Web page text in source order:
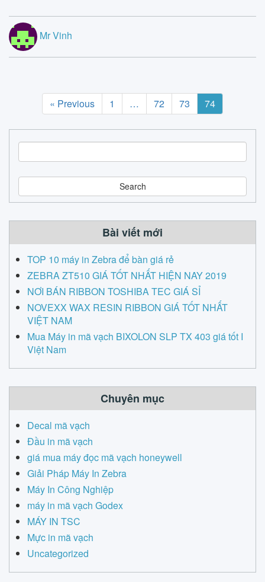
Mr Vinh
« Previous 1 … 72 73 74
e
a
r
c
Bài viết mới
TOP 10 máy in Zebra để bàn giá rẻ
ZEBRA ZT510 GIÁ TỐT NHẤT HIỆN NAY 2019
NƠI BÁN RIBBON TOSHIBA TEC GIÁ SỈ
NOVEXX WAX RESIN RIBBON GIÁ TỐT NHẤT
VIỆT NAM
Mua Máy in mã vạch BIXOLON SLP TX 403 giá tốt I
Việt Nam
Chuyên mục
Decal mã vạch
Đầu in mã vạch
giá mua máy đọc mã vạch honeywell
Giải Pháp Máy In Zebra
Máy In Công Nghiệp
máy in mã vạch Godex
MÁY IN TSC
Mực in mã vạch
Uncategorized